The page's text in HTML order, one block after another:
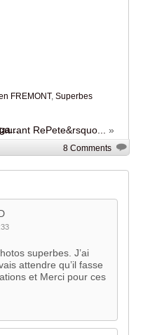
FREMONT, Superbes
RePete&rsquo... »
8 Comments
superbes. J’ai
attendre qu’il fasse
et Merci pour ces